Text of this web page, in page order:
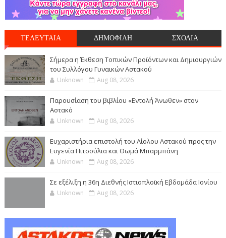
ΤΕΛΕΥΤΑΙΑ ΔΗΜΟΦΙΛΗ ΣΧΟΛΙΑ
Σήμερα η Έκθεση Τοπικών Προϊόντων και Δημιουργιών
του Συλλόγου Γυναικών Αστακού
Unknown Aug 08, 2026
Παρουσίαση του βιβλίου «Εντολή Άνωθεν» στον
Αστακό
Unknown Aug 08, 2026
Ευχαριστήρια επιστολή του Αίολου Αστακού προς την
Ευγενία Πιτσούλια και Θωμά Μπαρμπάνη
Unknown Aug 08, 2026
Σε εξέλιξη η 36η Διεθνής Ιστιοπλοϊκή Εβδομάδα Ιονίου
Unknown Aug 08, 2026